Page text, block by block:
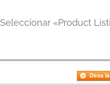
«Product